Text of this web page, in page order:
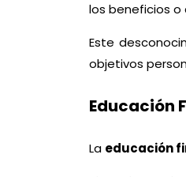
los beneficios
Este
objetivos
Educación
La educación